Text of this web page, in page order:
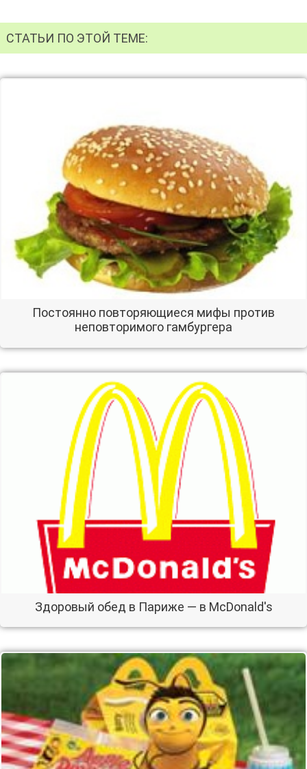
СТАТЬИ ПО ЭТОЙ ТЕМЕ:
Постоянно повторяющиеся мифы против
неповторимого гамбургера
Здоровый обед в Париже — в McDonald's